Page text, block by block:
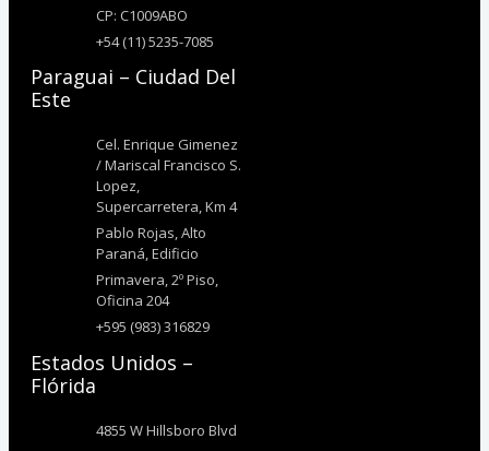
CP: C1009ABO
+54 (11) 5235-7085
Paraguai – Ciudad Del
Este
Cel. Enrique Gimenez
/ Mariscal Francisco S.
Lopez,
Supercarretera, Km 4
Pablo Rojas, Alto
Paraná, Edificio
Primavera, 2º Piso,
Oficina 204
+595 (983) 316829
Estados Unidos –
Flórida
4855 W Hillsboro Blvd